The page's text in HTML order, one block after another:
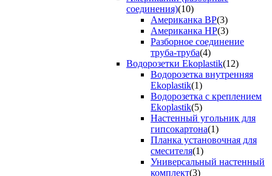
соединения)(10)
Американка ВР(3)
Американка НР(3)
Разборное соединение
труба-труба(4)
Водорозетки Ekoplastik(12)
Водорозетка внутренняя
Ekoplastik(1)
Водорозетка с креплением
Ekoplastik(5)
Настенный угольник для
гипсокартона(1)
Планка установочная для
смесителя(1)
Универсальный настенный
комплект(3)